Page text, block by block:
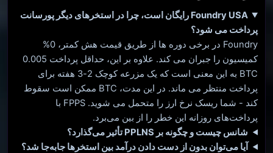
Foundry USA رایگان است، چرا در استخرهای دیگر پورسانت
پرداخت می شود؟
Foundry در برخی دوره ها از طریق قیمت هش کمتر، 0%
کمیسیون را جبران می کند. علاوه بر این، حداقل پرداخت 0.005
BTC به این معنی است که یک مزرعه کوچک 2-3 هفته برای
پرداخت منتظر می ماند. در این مدت، BTC ممکن است سقوط
کند - شما ریسک نرخ ارز را متحمل می شوید. FPPS با
پرداخت‌های روزانه این خطر را از بین می‌برد.
شانس چیست و چگونه بر PPLNS تأثیر می‌گذارد؟
آیا می‌توان بدون از دست دادن درآمد بین استخرها جابه‌جا شد؟